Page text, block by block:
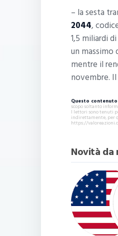
– la sesta
2044,
1,5 miliardi
un massimo
mentre il
novembre.
Questo
scopo soltanto
I lettori sono tenuti
indirettamente, per
https://
Novità da